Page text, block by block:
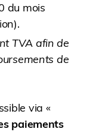
du mois
TVA afin de
de
via «
paiements